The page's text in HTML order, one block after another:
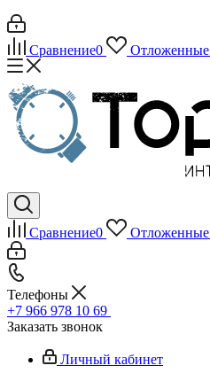
Сравнение0 Отложенные
Сравнение0 Отложенные
Телефоны
+7 966 978 10 69
Заказать звонок
Личный кабинет